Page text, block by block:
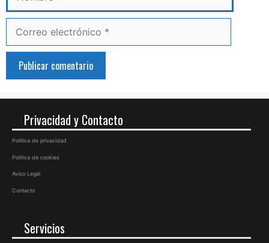
Privacidad y Contacto
Política de privacidad
Política de cookies
Aviso Legal
Contacto
Servicios